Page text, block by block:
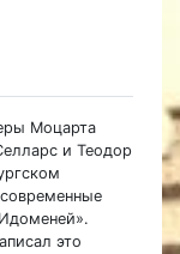
Моцарта
и Теодор
это